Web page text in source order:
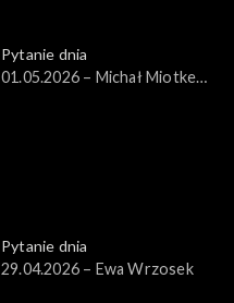
Pytanie dnia
01.05.2026 – Michał Miotke,
Pytanie dnia
29.04.2026 – Ewa Wrzosek